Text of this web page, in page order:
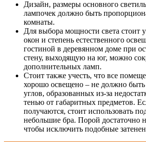
Дизайн, размеры основного
лампочек должно быть
комнаты.
Для выбора мощности света стоит
окон и степень естественного
гостиной в деревянном доме при
стену, выходящую на юг, можно
дополнительных ламп.
Стоит также учесть, что все
хорошо освещено – не должно
углов, образованных из-за
тенью от габаритных предметов.
получаются, стоит использовать
небольшие бра. Порой достаточно
чтобы исключить подобные